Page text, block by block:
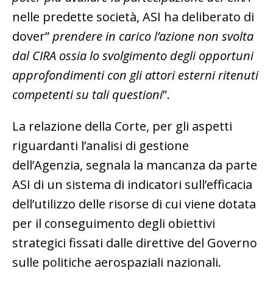
nelle predette società, ASI ha deliberato di
dover”prendere in carico l’azione non svolta
dal CIRA ossia lo svolgimento degli opportuni
approfondimenti con gli attori esterni ritenuti
competenti su tali questioni”.
La relazione della Corte, per gli aspetti
riguardanti l’analisi di gestione
dell’Agenzia, segnala la mancanza da parte
ASI di un sistema di indicatori sull’efficacia
dell’utilizzo delle risorse di cui viene dotata
per il conseguimento degli obiettivi
strategici fissati dalle direttive del Governo
sulle politiche aerospaziali nazionali.